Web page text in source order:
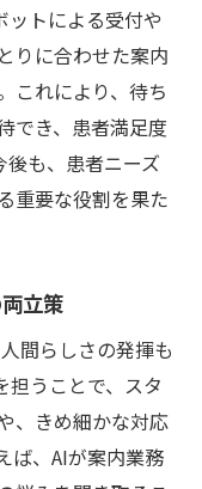
ットによる受付や
りに合わせた案内
これにより、待ち
でき、患者満足度
後も、患者ニーズ
重要な役割を果た
立策
間らしさの発揮も
担うことで、スタ
、きめ細かな対応
ば、AIが案内業務